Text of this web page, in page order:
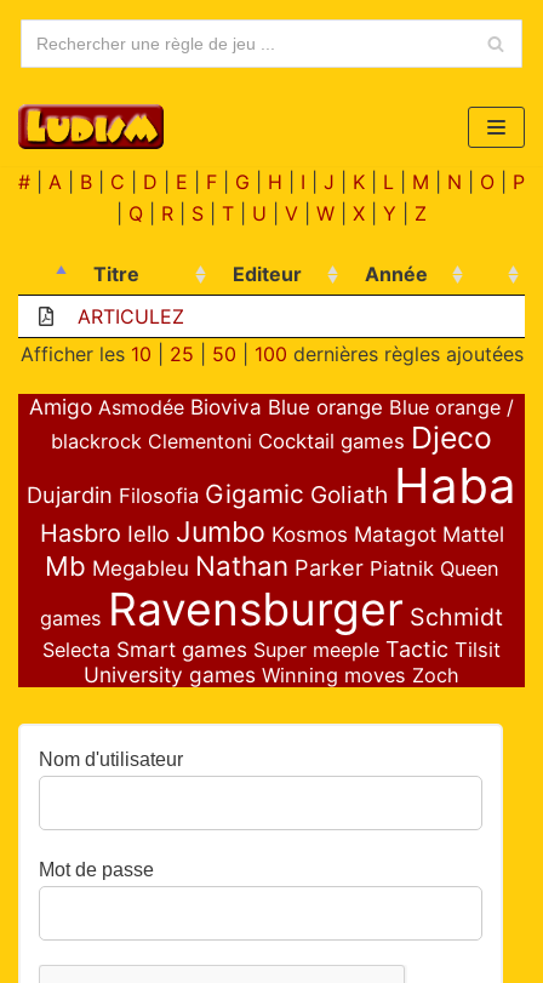
Aller
au
contenu
# A B C D E F G H I J K L M N O
P
Q R S T U V W X Y Z
Titre Editeur
Année
ARTICULEZ
Afficher les 10 25 50 100 dernières règles ajoutées
Amigo Asmodée Bioviva Blue orange Blue orange /
blackrock Clementoni Cocktail games Djeco
Dujardin Filosofia Gigamic Goliath Haba
Hasbro Iello Jumbo Kosmos Matagot Mattel
Mb Megableu Nathan Parker Piatnik Queen
games Ravensburger Schmidt
Selecta Smart games Super meeple Tactic Tilsit
University games Winning moves Zoch
Nom d'utilisateur
Mot de passe